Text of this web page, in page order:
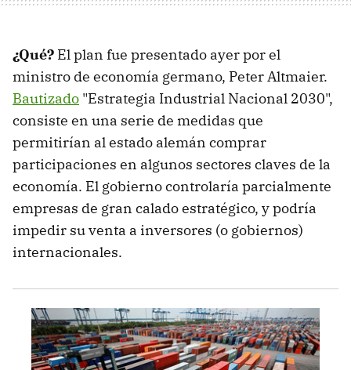
¿Qué? El plan fue presentado ayer por el
ministro de economía germano, Peter Altmaier.
Bautizado "Estrategia Industrial Nacional 2030",
consiste en una serie de medidas que
permitirían al estado alemán comprar
participaciones en algunos sectores claves de la
economía. El gobierno controlaría parcialmente
empresas de gran calado estratégico, y podría
impedir su venta a inversores (o gobiernos)
internacionales.